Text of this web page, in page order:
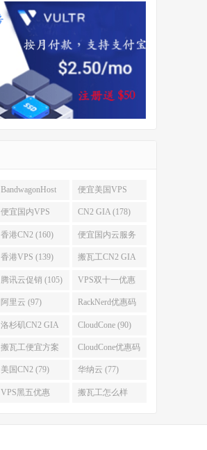
BandwagonHost
(223)
便宜美国VPS
(222)
便宜国内VPS
(184)
CN2 GIA (178)
香港CN2 (160) 便宜国内云服务
器 (152)
香港VPS (139) 搬瓦工CN2 GIA
(118)
腾讯云促销 (105) VPS双十一优惠
(102)
阿里云 (97) RackNerd优惠码
(93)
洛杉矶CN2 GIA
(92)
CloudCone (90)
搬瓦工便宜方案
(86)
CloudCone优惠码
(82)
美国CN2 (79) 华纳云 (77)
VPS黑五优惠 搬瓦工怎么样